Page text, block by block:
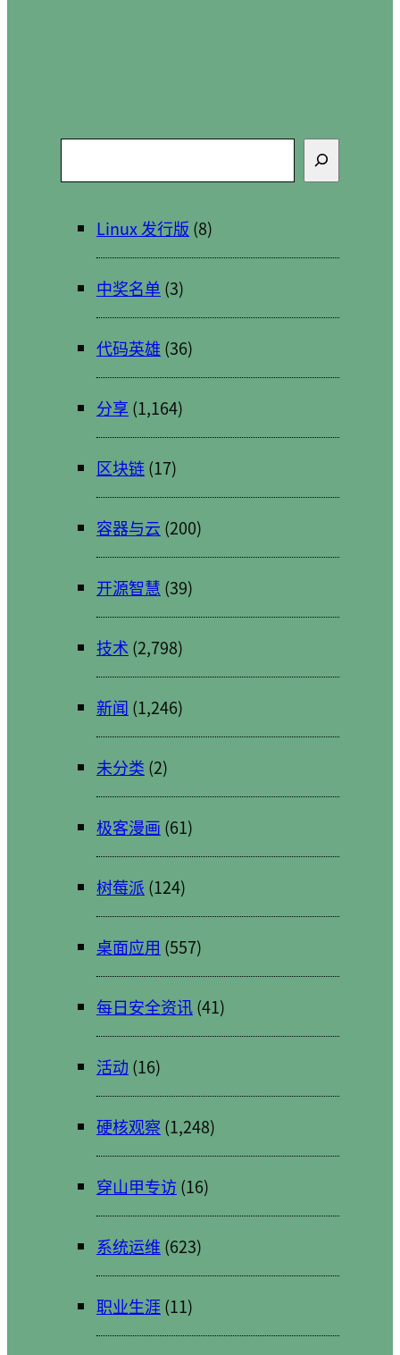
索
Linux 发行版 (8)
中奖名单 (3)
代码英雄 (36)
分享 (1,164)
区块链(17)
容器与云 (200)
开源智慧 (39)
技术 (2,798)
新闻 (1,246)
未分类 (2)
极客漫画 (61)
树莓派 (124)
桌面应用 (557)
每日安全资讯(41)
活动 (16)
硬核观察 (1,248)
穿山甲专访(16)
系统运维 (623)
职业生涯(11)